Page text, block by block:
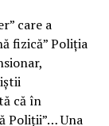
care a
fizică” Poliția
că în
Poliții”… Una